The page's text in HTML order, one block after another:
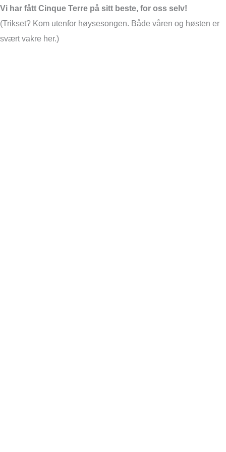
Vi har fått Cinque Terre på sitt beste, for oss selv!
(Trikset? Kom utenfor høysesongen. Både våren og høsten er
svært vakre her.)